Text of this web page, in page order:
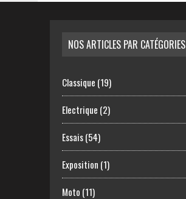
NOS ARTICLES PAR CATÉGORIES
Classique (19)
Electrique (2)
Essais(54)
Exposition (1)
Moto (11)